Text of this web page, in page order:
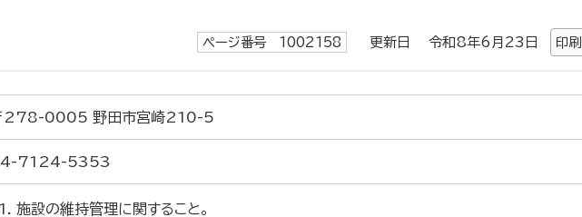
ページ番号 1002158 更新日 令和8年6月23日 印刷
278-0005 野田市宮崎210-5
7124-5353
施設の維持管理に関すること｡